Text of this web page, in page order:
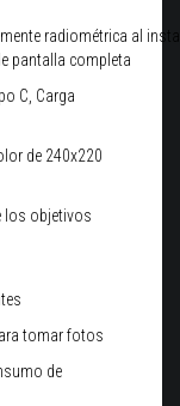
radiométrica al
pantalla completa
C, Carga
de 240x220
los objetivos
tomar fotos
de